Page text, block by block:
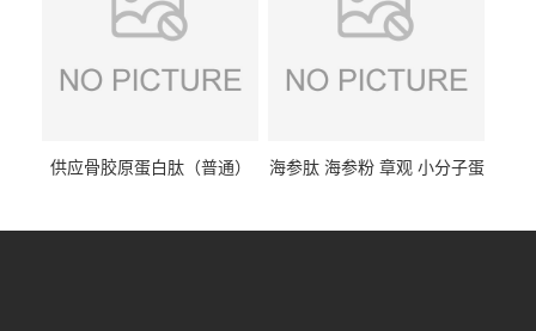
供应骨胶原蛋白肽（普通）
海参肽 海参粉 章观 小分子蛋